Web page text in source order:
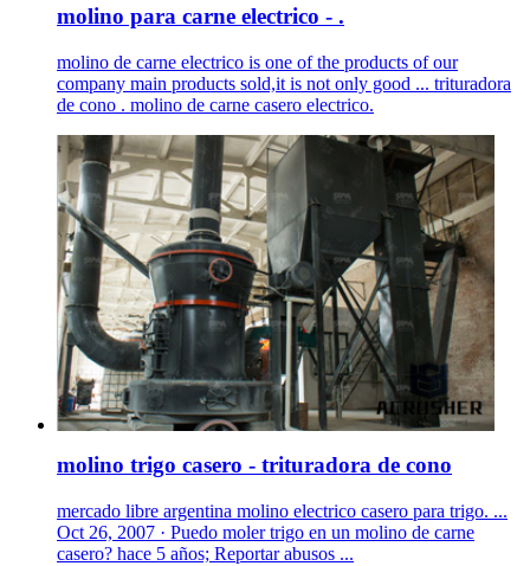
molino para carne electrico - .
molino de carne electrico is one of the products of our
company main products sold,it is not only good ... trituradora
de cono . molino de carne casero electrico.
molino trigo casero - trituradora de cono
mercado libre argentina molino electrico casero para trigo. ...
Oct 26, 2007 · Puedo moler trigo en un molino de carne
casero? hace 5 años; Reportar abusos ...